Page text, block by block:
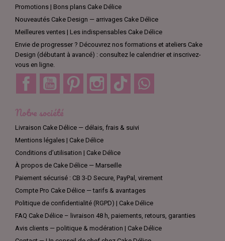
Promotions | Bons plans Cake Délice
Nouveautés Cake Design — arrivages Cake Délice
Meilleures ventes | Les indispensables Cake Délice
Envie de progresser ? Découvrez nos formations et ateliers Cake
Design (débutant à avancé) : consultez le calendrier et inscrivez-
vous en ligne.
Facebook YouTube Pinterest Instagram TikTok
Notre société
Livraison Cake Délice — délais, frais & suivi
Mentions légales | Cake Délice
Conditions d’utilisation | Cake Délice
À propos de Cake Délice — Marseille
Paiement sécurisé : CB 3-D Secure, PayPal, virement
Compte Pro Cake Délice — tarifs & avantages
Politique de confidentialité (RGPD) | Cake Délice
FAQ Cake Délice – livraison 48 h, paiements, retours, garanties
Avis clients — politique & modération | Cake Délice